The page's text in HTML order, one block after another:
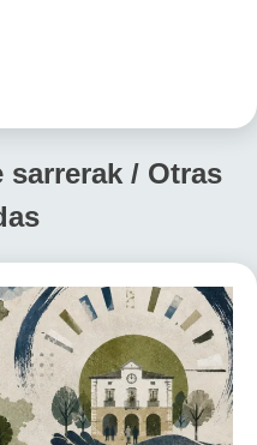
sarrerak / Otras